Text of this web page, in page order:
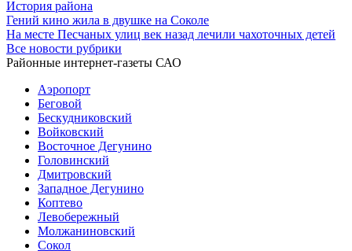
История района
Гений кино жила в двушке на Соколе
На месте Песчаных улиц век назад лечили чахоточных детей
Все новости рубрики
Районные интернет-газеты САО
Аэропорт
Беговой
Бескудниковский
Войковский
Восточное Дегунино
Головинский
Дмитровский
Западное Дегунино
Коптево
Левобережный
Молжаниновский
Сокол